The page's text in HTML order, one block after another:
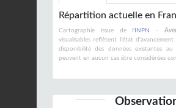
Répartition actuelle en
Cartographie issue de l' INPN -
visualisables reflètent l'état
disponibilité des données existantes
peuvent en aucun cas être considérées